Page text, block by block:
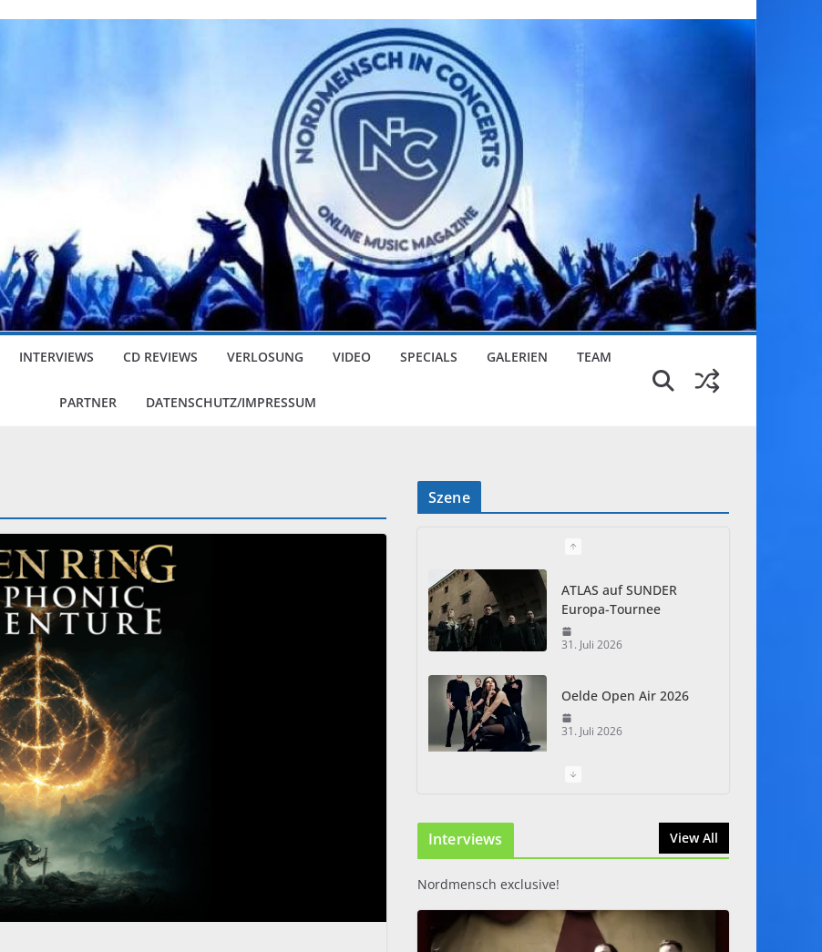
INTERVIEWS CD REVIEWS VERLOSUNG VIDEO SPECIALS GALERIEN TEAM
PARTNER DATENSCHUTZ/IMPRESSUM
Szene
ATLAS auf SUNDER
Europa-Tournee
31. Juli 2026
Oelde Open Air 2026
31. Juli 2026
I Prevail – Violent
Interviews View All
Nordmensch exclusive!